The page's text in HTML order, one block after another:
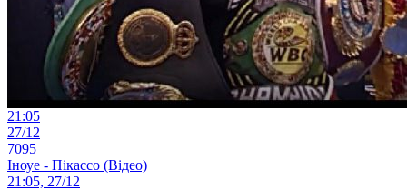
21:05
27/12
7095
Іноуе - Пікассо (Відео)
21:05, 27/12